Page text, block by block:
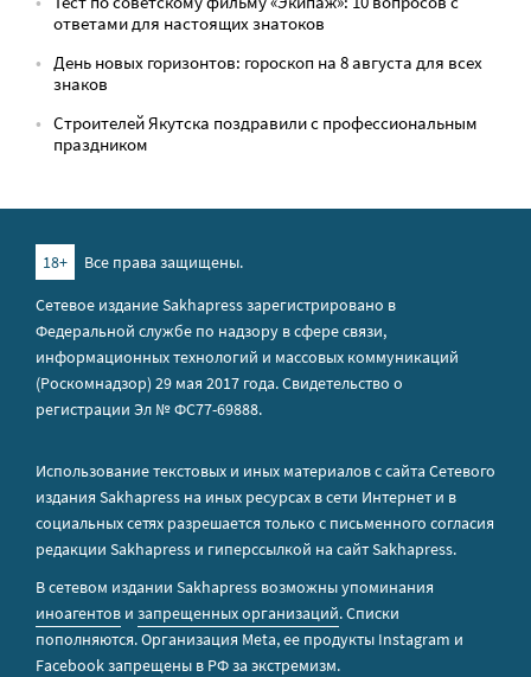
ответами для настоящих знатоков
День новых горизонтов: гороскоп на 8 августа для всех
знаков
Строителей Якутска поздравили с профессиональным
праздником
18+
Все права защищены.
Сетевое издание Sakhapress зарегистрировано в
Федеральной службе по надзору в сфере связи,
информационных технологий и массовых коммуникаций
(Роскомнадзор) 29 мая 2017 года. Свидетельство о
регистрации Эл № ФС77-69888.
Использование текстовых и иных материалов с сайта Сетевого
издания Sakhapress на иных ресурсах в сети Интернет и в
социальных сетях разрешается только с письменного согласия
редакции Sakhapress и гиперссылкой на сайт Sakhapress.
В сетевом издании Sakhapress возможны упоминания
иноагентов и запрещенных организаций. Списки
пополняются. Организация Metа, ее продукты Instagram и
Facebook запрещены в РФ за экстремизм.